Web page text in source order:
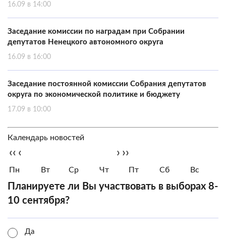
16.09 в 14:00
Заседание комиссии по наградам при Собрании
депутатов Ненецкого автономного округа
16.09 в 16:00
Заседание постоянной комиссии Собрания депутатов
округа по экономической политике и бюджету
17.09 в 10:00
Календарь новостей
‹‹ ‹ › ››
Пн Вт Ср Чт Пт Сб Вс
Планируете ли Вы участвовать в выборах 8-
10 сентября?
Да